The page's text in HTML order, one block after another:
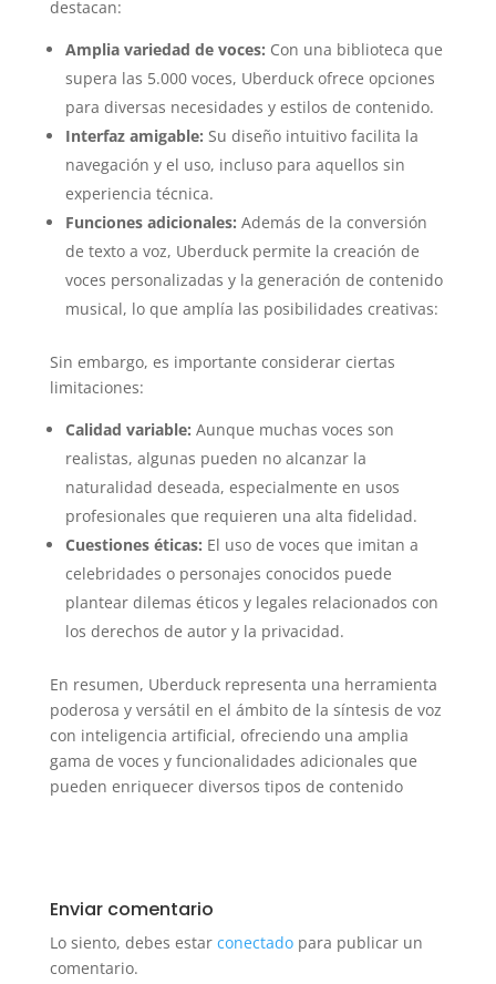
destacan:
Amplia variedad de voces: Con una biblioteca que
supera las 5.000 voces, Uberduck ofrece opciones
para diversas necesidades y estilos de contenido.
Interfaz amigable: Su diseño intuitivo facilita la
navegación y el uso, incluso para aquellos sin
experiencia técnica.
Funciones adicionales: Además de la conversión
de texto a voz, Uberduck permite la creación de
voces personalizadas y la generación de contenido
musical, lo que amplía las posibilidades creativas:
Sin embargo, es importante considerar ciertas
limitaciones:
Calidad variable: Aunque muchas voces son
realistas, algunas pueden no alcanzar la
naturalidad deseada, especialmente en usos
profesionales que requieren una alta fidelidad.
Cuestiones éticas: El uso de voces que imitan a
celebridades o personajes conocidos puede
plantear dilemas éticos y legales relacionados con
los derechos de autor y la privacidad.
En resumen, Uberduck representa una herramienta
poderosa y versátil en el ámbito de la síntesis de voz
con inteligencia artificial, ofreciendo una amplia
gama de voces y funcionalidades adicionales que
pueden enriquecer diversos tipos de contenido
Enviar comentario
Lo siento, debes estar conectadopara publicar un
comentario.